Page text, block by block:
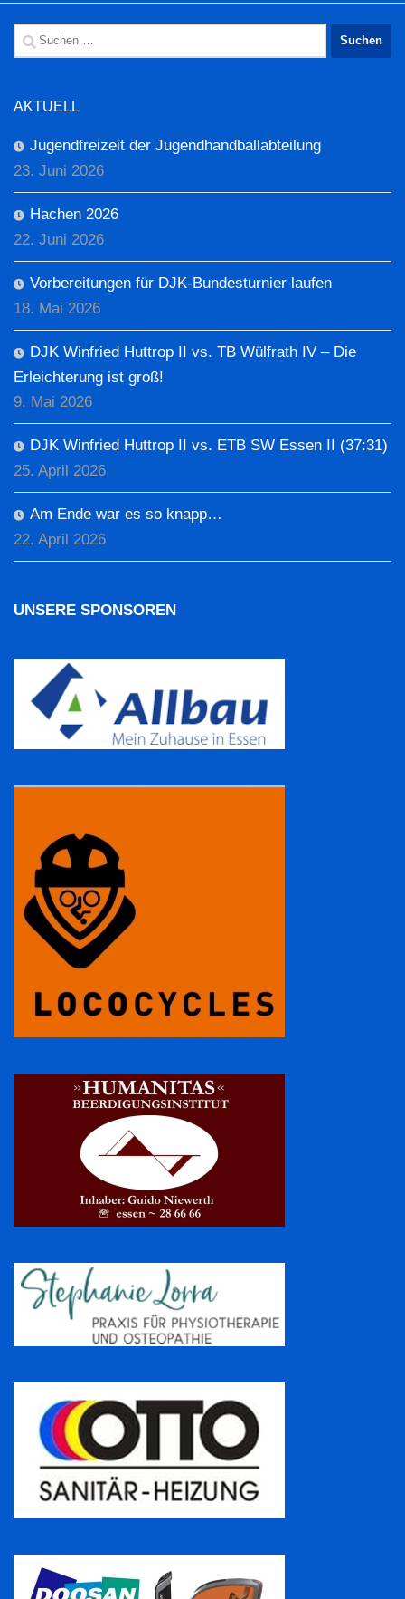
Suchen
nach:
AKTUELL
Jugendfreizeit der Jugendhandballabteilung
23. Juni 2026
Hachen 2026
22. Juni 2026
Vorbereitungen für DJK-Bundesturnier laufen
18. Mai 2026
DJK Winfried Huttrop II vs. TB Wülfrath IV – Die
Erleichterung ist groß!
9. Mai 2026
DJK Winfried Huttrop II vs. ETB SW Essen II (37:31)
25. April 2026
Am Ende war es so knapp…
22. April 2026
UNSERE SPONSOREN